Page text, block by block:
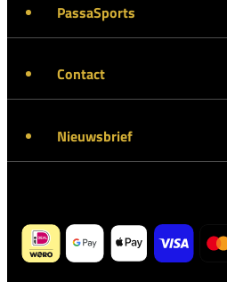
PassaSports
Contact
Nieuwsbrief